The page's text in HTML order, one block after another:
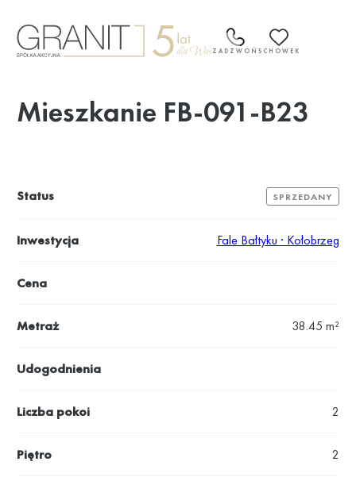
do
treści
ZADZWOŃ SCHOWEK
Mieszkanie FB-091-B23
Status SPRZEDANY
Inwestycja Fale Bałtyku · Kołobrzeg
Cena
Metraż 38.45 m²
Udogodnienia
Liczba pokoi 2
Piętro 2